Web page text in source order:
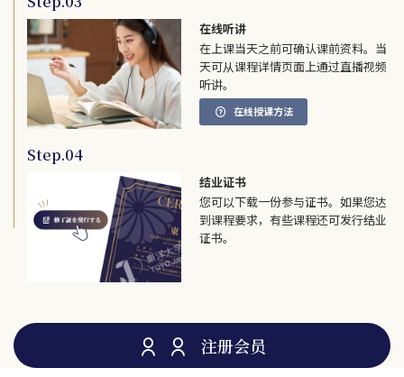
在线听讲
在上课当天之前可确认课前资料。当
天可从课程详情页面上通过直播视频
听讲。
在线授课方法
Step.04
结业证书
您可以下载一份参与证书。如果您达
到课程要求，有些课程还可发行结业
证书。
注册会员